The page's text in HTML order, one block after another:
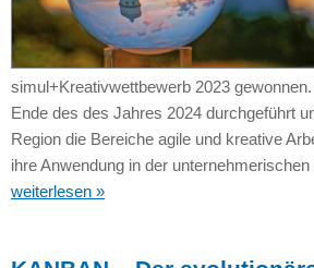
simul+Kreativwettbewerb 2023
Ende des des Jahres 2024 durchgeführt
Region die Bereiche agile und kreative
ihre Anwendung in der
weiterlesen »